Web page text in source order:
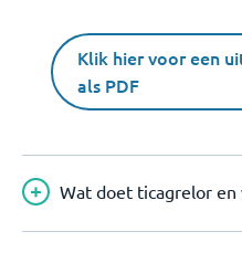
Klik hier voor een
als PDF
Wat doet ticagrelor en